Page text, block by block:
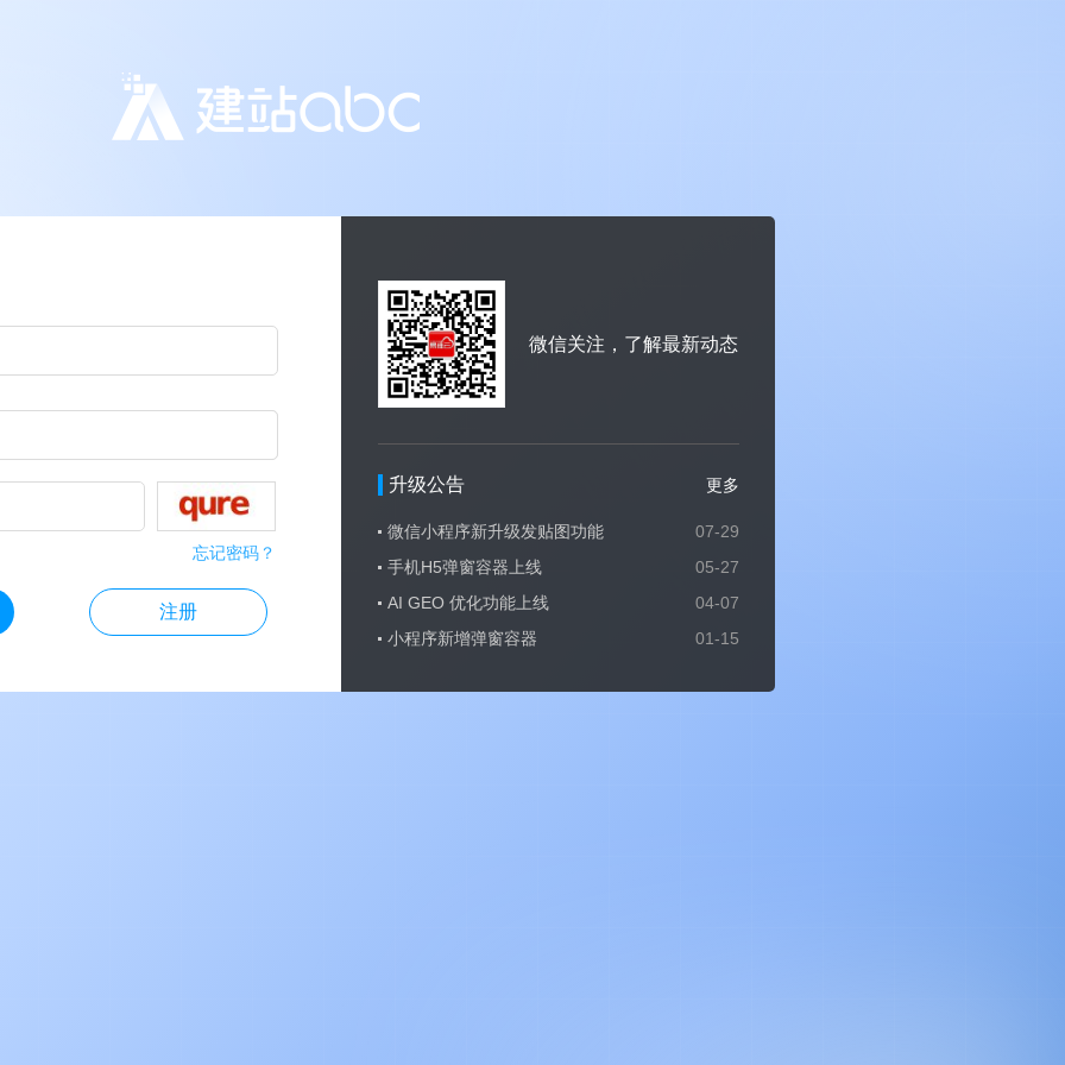
忘记密码？
注册
微信关注，了解最新动态
升级公告 更多
微信小程序新升级发贴图功能
07-29
手机H5弹窗容器上线
05-27
AI GEO 优化功能上线
04-07
小程序新增弹窗容器
01-15